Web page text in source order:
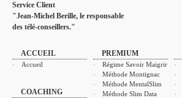
Service Client
"Jean-Michel Berille, le responsable
des télé-conseillers."
ACCUEIL
Accueil
COACHING
PREMIUM
Régime Savoir Maigrir
Méthode Montignac
Méthode MentalSlim
Méthode Slim Data